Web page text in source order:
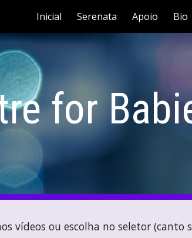
Skip to navigation
Inicial Serenata Apoio Bio
for
vídeos ou escolha no seletor (canto